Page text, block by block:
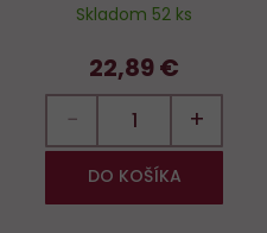
Skladom 52 ks
22,89 €
− +
DO KOŠÍKA